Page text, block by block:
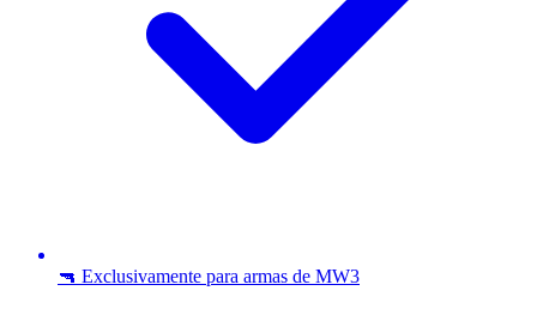
🔫 Exclusivamente para armas de MW3